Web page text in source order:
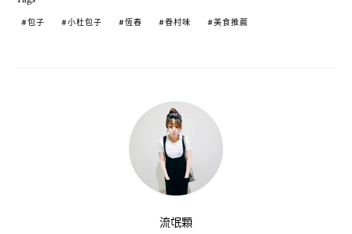
包子 小杜包子 恆春 眷村味 美食推薦
流氓顆